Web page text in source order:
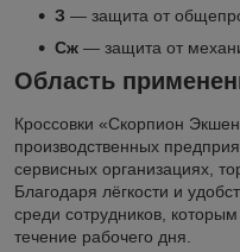
З — защита от
Сж — защита от
Область
Кроссовки «Скорпион
производственных
сервисных организациях,
Благодаря лёгкости и
среди сотрудников,
течение рабочего дня.